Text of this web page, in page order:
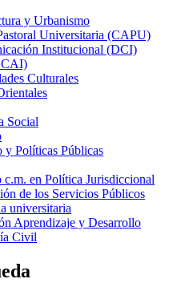
y Urbanismo
Universitaria (CAPU)
Institucional (DCI)
Culturales
Social
y Políticas Públicas
c.m. en Política Jurisdiccional
de los Servicios Públicos
universitaria
Aprendizaje y Desarrollo
Civil